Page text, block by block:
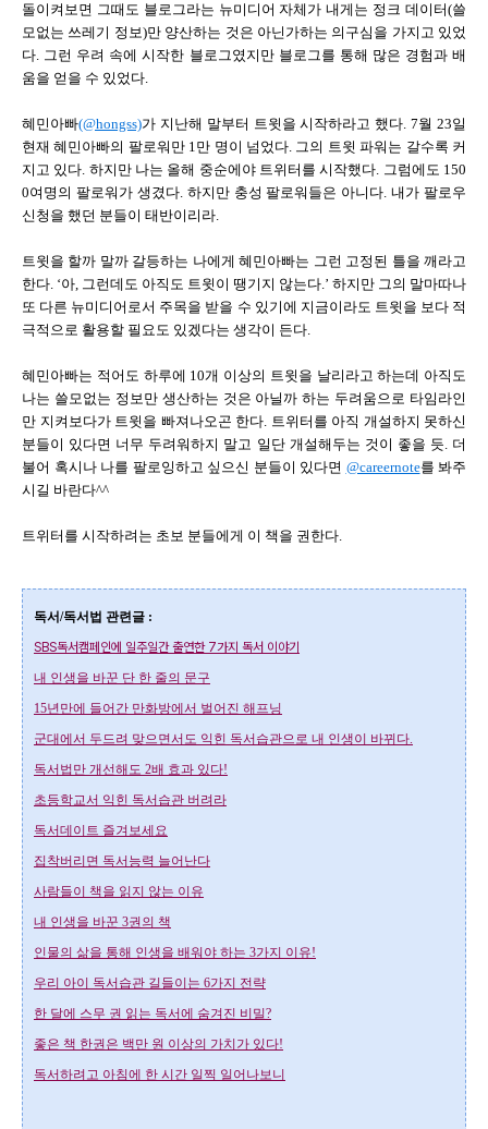
돌이켜보면 그때도 블로그라는 뉴미디어 자체가 내게는 정크 데이터(쓸
모없는 쓰레기 정보)만 양산하는 것은 아닌가하는 의구심을 가지고 있었
다. 그런 우려 속에 시작한 블로그였지만 블로그를 통해 많은 경험과 배
움을 얻을 수 있었다.
혜민아빠(@hongss)가 지난해 말부터 트윗을 시작하라고 했다. 7월 23일
현재 혜민아빠의 팔로워만 1만 명이 넘었다. 그의 트윗 파워는 갈수록 커
지고 있다. 하지만 나는 올해 중순에야 트위터를 시작했다. 그럼에도 150
0여명의 팔로워가 생겼다. 하지만 충성 팔로워들은 아니다. 내가 팔로우
신청을 했던 분들이 태반이리라.
트윗을 할까 말까 갈등하는 나에게 혜민아빠는 그런 고정된 틀을 깨라고
한다. ‘아, 그런데도 아직도 트윗이 땡기지 않는다.’ 하지만 그의 말마따나
또 다른 뉴미디어로서 주목을 받을 수 있기에 지금이라도 트윗을 보다 적
극적으로 활용할 필요도 있겠다는 생각이 든다.
혜민아빠는 적어도 하루에 10개 이상의 트윗을 날리라고 하는데 아직도
나는 쓸모없는 정보만 생산하는 것은 아닐까 하는 두려움으로 타임라인
만 지켜보다가 트윗을 빠져나오곤 한다. 트위터를 아직 개설하지 못하신
분들이 있다면 너무 두려워하지 말고 일단 개설해두는 것이 좋을 듯. 더
불어 혹시나 나를 팔로잉하고 싶으신 분들이 있다면 @careernote를 봐주
시길 바란다^^
트위터를 시작하려는 초보 분들에게 이 책을 권한다.
독서/독서법 관련글 :
SBS독서캠페인에 일주일간 출연한 7가지 독서 이야기
내 인생을 바꾼 단 한 줄의 문구
15년만에 들어간 만화방에서 벌어진 해프닝
군대에서 두드려 맞으면서도 익힌 독서습관으로 내 인생이 바뀌다.
독서법만 개선해도 2배 효과 있다!
초등학교서 익힌 독서습관 버려라
독서데이트 즐겨보세요
집착버리면 독서능력 늘어난다
사람들이 책을 읽지 않는 이유
내 인생을 바꾼 3권의 책
인물의 삶을 통해 인생을 배워야 하는 3가지 이유!
우리 아이 독서습관 길들이는 6가지 전략
한 달에 스무 권 읽는 독서에 숨겨진 비밀?
좋은 책 한권은 백만 원 이상의 가치가 있다!
독서하려고 아침에 한 시간 일찍 일어나보니